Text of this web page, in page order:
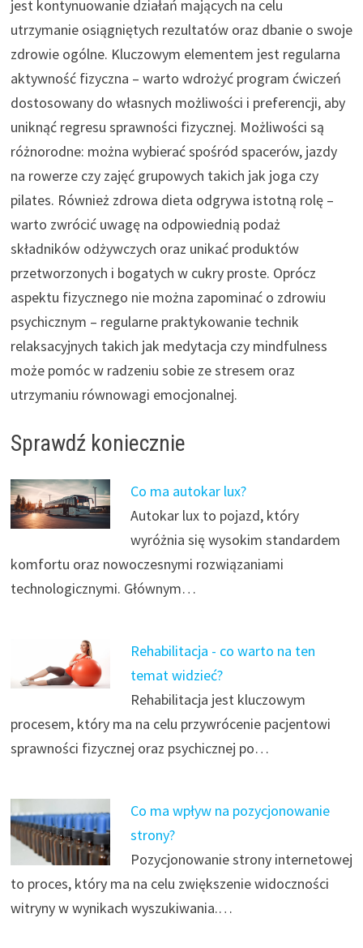
jest kontynuowanie działań mających na celu
utrzymanie osiągniętych rezultatów oraz dbanie o swoje
zdrowie ogólne. Kluczowym elementem jest regularna
aktywność fizyczna – warto wdrożyć program ćwiczeń
dostosowany do własnych możliwości i preferencji, aby
uniknąć regresu sprawności fizycznej. Możliwości są
różnorodne: można wybierać spośród spacerów, jazdy
na rowerze czy zajęć grupowych takich jak joga czy
pilates. Również zdrowa dieta odgrywa istotną rolę –
warto zwrócić uwagę na odpowiednią podaż
składników odżywczych oraz unikać produktów
przetworzonych i bogatych w cukry proste. Oprócz
aspektu fizycznego nie można zapominać o zdrowiu
psychicznym – regularne praktykowanie technik
relaksacyjnych takich jak medytacja czy mindfulness
może pomóc w radzeniu sobie ze stresem oraz
utrzymaniu równowagi emocjonalnej.
Sprawdź koniecznie
Co ma autokar lux?
Autokar lux to pojazd, który
wyróżnia się wysokim standardem
komfortu oraz nowoczesnymi rozwiązaniami
technologicznymi. Głównym…
Rehabilitacja - co warto na ten
temat widzieć?
Rehabilitacja jest kluczowym
procesem, który ma na celu przywrócenie pacjentowi
sprawności fizycznej oraz psychicznej po…
Co ma wpływ na pozycjonowanie
strony?
Pozycjonowanie strony internetowej
to proces, który ma na celu zwiększenie widoczności
witryny w wynikach wyszukiwania.…